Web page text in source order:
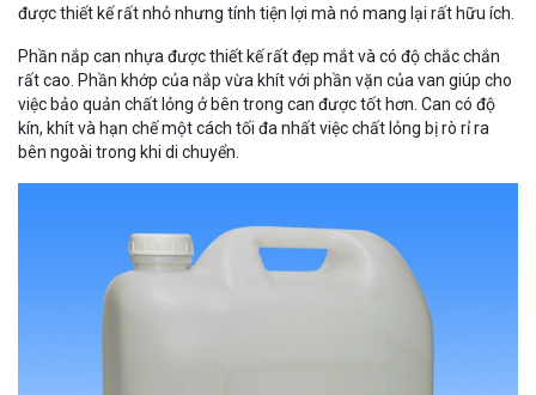
được thiết kế rất nhỏ nhưng tính tiện lợi mà nó mang lại rất hữu ích.
Phần nắp can nhựa được thiết kế rất đẹp mắt và có độ chắc chắn
rất cao. Phần khớp của nắp vừa khít với phần vặn của van giúp cho
việc bảo quản chất lỏng ở bên trong can được tốt hơn. Can có độ
kín, khít và hạn chế một cách tối đa nhất việc chất lỏng bị rò rỉ ra
bên ngoài trong khi di chuyển.